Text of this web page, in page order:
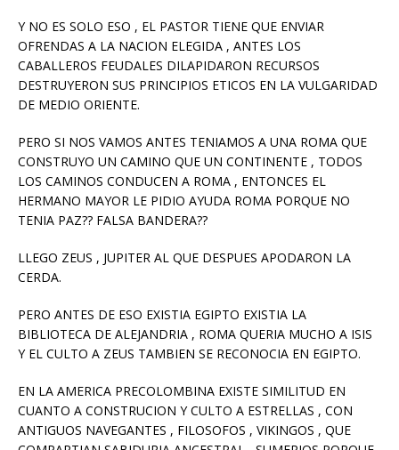
Y NO ES SOLO ESO , EL PASTOR TIENE QUE ENVIAR
OFRENDAS A LA NACION ELEGIDA , ANTES LOS
CABALLEROS FEUDALES DILAPIDARON RECURSOS
DESTRUYERON SUS PRINCIPIOS ETICOS EN LA VULGARIDAD
DE MEDIO ORIENTE.
PERO SI NOS VAMOS ANTES TENIAMOS A UNA ROMA QUE
CONSTRUYO UN CAMINO QUE UN CONTINENTE , TODOS
LOS CAMINOS CONDUCEN A ROMA , ENTONCES EL
HERMANO MAYOR LE PIDIO AYUDA ROMA PORQUE NO
TENIA PAZ?? FALSA BANDERA??
LLEGO ZEUS , JUPITER AL QUE DESPUES APODARON LA
CERDA.
PERO ANTES DE ESO EXISTIA EGIPTO EXISTIA LA
BIBLIOTECA DE ALEJANDRIA , ROMA QUERIA MUCHO A ISIS
Y EL CULTO A ZEUS TAMBIEN SE RECONOCIA EN EGIPTO.
EN LA AMERICA PRECOLOMBINA EXISTE SIMILITUD EN
CUANTO A CONSTRUCION Y CULTO A ESTRELLAS , CON
ANTIGUOS NAVEGANTES , FILOSOFOS , VIKINGOS , QUE